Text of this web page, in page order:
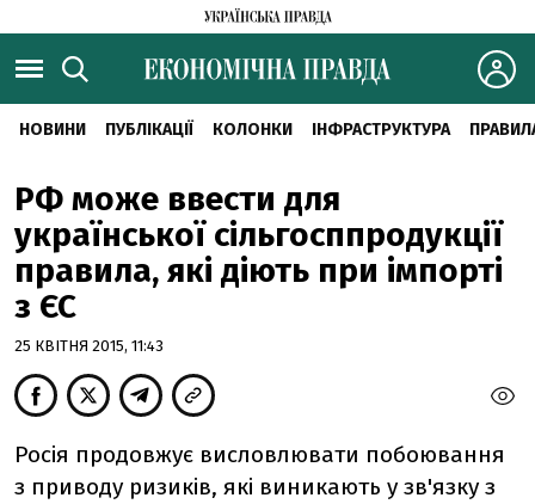
НОВИНИ ПУБЛІКАЦІЇ КОЛОНКИ ІНФРАСТРУКТУРА
РФ може ввести для
української сільгосппродукції
правила, які діють при імпорті
з ЄС
25 КВІТНЯ 2015, 11:43
Росія продовжує висловлювати побоювання
з приводу ризиків, які виникають у зв'язку з